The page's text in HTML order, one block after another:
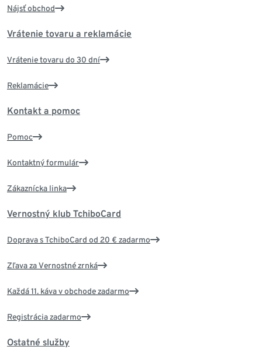
Nájsť obchod
Vrátenie tovaru a reklamácie
Vrátenie tovaru do 30 dní
Reklamácie
Kontakt a pomoc
Pomoc
Kontaktný formulár
Zákaznícka linka
Vernostný klub TchiboCard
Doprava s TchiboCard od 20 € zadarmo
Zľava za Vernostné zrnká
Každá 11. káva v obchode zadarmo
Registrácia zadarmo
Ostatné služby